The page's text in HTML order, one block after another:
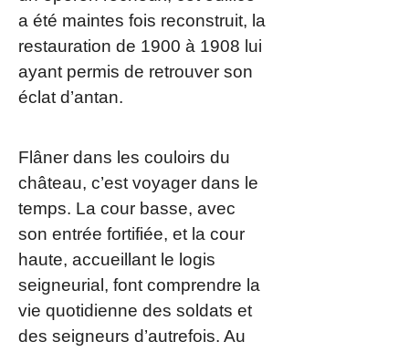
a été maintes fois reconstruit, la
restauration de 1900 à 1908 lui
ayant permis de retrouver son
éclat d’antan.
Flâner dans les couloirs du
château, c’est voyager dans le
temps. La cour basse, avec
son entrée fortifiée, et la cour
haute, accueillant le logis
seigneurial, font comprendre la
vie quotidienne des soldats et
des seigneurs d’autrefois. Au